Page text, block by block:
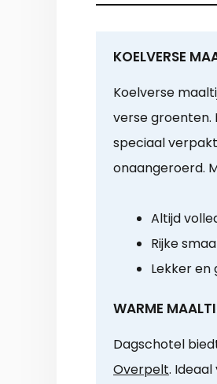
KOELVERSE
Koelverse
verse groenten.
speciaal
onaangeroerd.
Altijd
Rijke
Lekker en
WARME
Dagschotel
Overpelt.